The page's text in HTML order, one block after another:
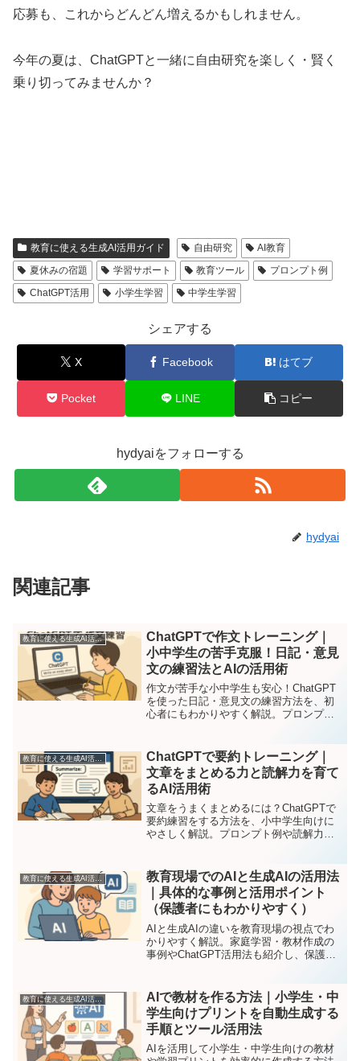
応募も、これからどんどん増えるかもしれません。
今年の夏は、ChatGPTと一緒に自由研究を楽しく・賢く
乗り切ってみませんか？
教育に使える生成AI活用ガイド 自由研究
AI教育
夏休みの宿題
学習サポート 教育ツール
プロンプト例
ChatGPT活用
小学生学習 中学生学習
シェアする
X Facebook はてブ
Pocket LINE コピー
hydyaiをフォローする
hydyai
関連記事
教育に使える生成AI活用ガイド
ChatGPTで作文トレーニング｜
小中学生の苦手克服！日記・意見
文の練習法とAIの活用術
作文が苦手な小中学生も安心！ChatGPT
を使った日記・意見文の練習方法を、初
心者にもわかりやすく解説。プロンプト
教育に使える生成AI活用ガイド
ChatGPTで要約トレーニング｜
文章をまとめる力と読解力を育て
るAI活用術
文章をうまくまとめるには？ChatGPTで
要約練習をする方法を、小中学生向けに
やさしく解説。プロンプト例や読解力ア
教育に使える生成AI活用ガイド
教育現場でのAIと生成AIの活用法
｜具体的な事例と活用ポイント
（保護者にもわかりやすく）
AIと生成AIの違いを教育現場の視点でわ
かりやすく解説。家庭学習・教材作成の
事例やChatGPT活用法も紹介し、保護者
教育に使える生成AI活用ガイド
AIで教材を作る方法｜小学生・中
学生向けプリントを自動生成する
手順とツール活用法
AIを活用して小学生・中学生向けの教材